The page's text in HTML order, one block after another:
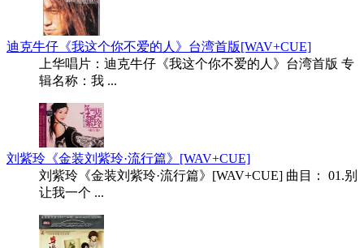
迪克牛仔《我这个你不爱的人》台湾首版[WAV+CUE]
上华唱片：迪克牛仔《我这个你不爱的人》台湾首版 专
辑名称：我 ...
刘紫玲《金装刘紫玲·流行篇》[WAV+CUE]
刘紫玲《金装刘紫玲·流行篇》[WAV+CUE] 曲目： 01.别
让我一个 ...